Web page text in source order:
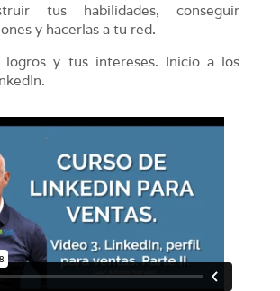
tus habilidades, conseguir
y hacerlas a tu red.
logros y tus intereses. Inicio a los